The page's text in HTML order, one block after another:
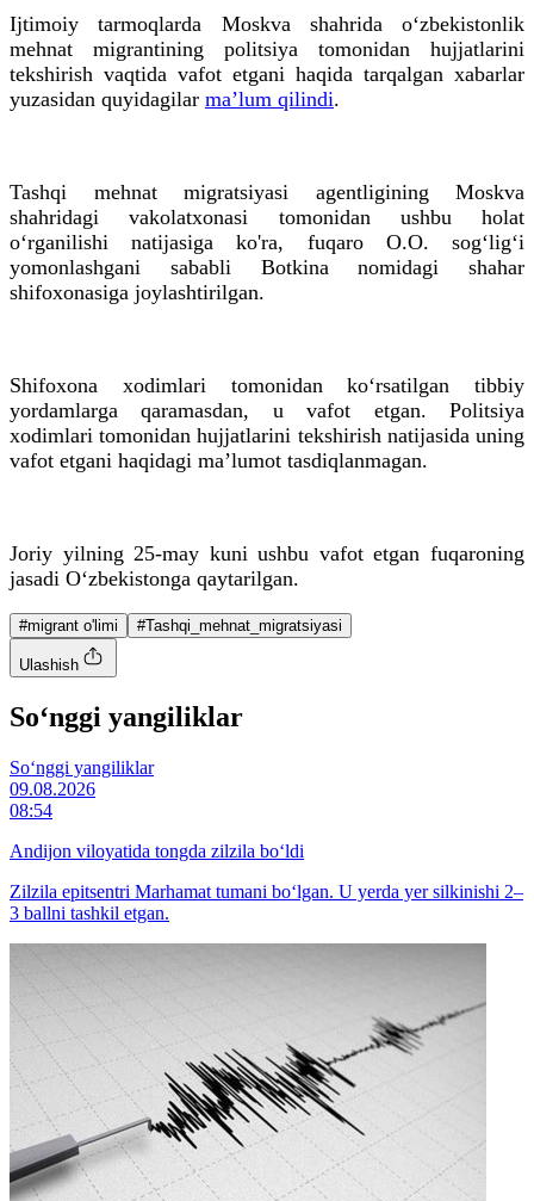
Ijtimoiy tarmoqlarda Moskva shahrida o‘zbekistonlik
mehnat migrantining politsiya tomonidan hujjatlarini
tekshirish vaqtida vafot etgani haqida tarqalgan xabarlar
yuzasidan quyidagilar maʼlum qilindi.
Tashqi mehnat migratsiyasi agentligining Moskva
shahridagi vakolatxonasi tomonidan ushbu holat
o‘rganilishi natijasiga ko'ra, fuqaro O.O. sog‘lig‘i
yomonlashgani sababli Botkina nomidagi shahar
shifoxonasiga joylashtirilgan.
Shifoxona xodimlari tomonidan ko‘rsatilgan tibbiy
yordamlarga qaramasdan, u vafot etgan. Politsiya
xodimlari tomonidan hujjatlarini tekshirish natijasida uning
vafot etgani haqidagi maʼlumot tasdiqlanmagan.
Joriy yilning 25-may kuni ushbu vafot etgan fuqaroning
jasadi O‘zbekistonga qaytarilgan.
#migrant o'limi #Tashqi_mehnat_migratsiyasi
Ulashish
So‘nggi yangiliklar
So‘nggi yangiliklar
09.08.2026
08:54
Andijon viloyatida tongda zilzila bo‘ldi
Zilzila epitsentri Marhamat tumani bo‘lgan. U yerda yer silkinishi 2–
3 ballni tashkil etgan.